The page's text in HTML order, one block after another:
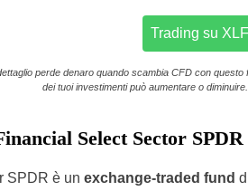
Trading su XLF
perde denaro quando scambia CFD con
dei tuoi investimenti può aumentare o
Select Sector
SPDR è un exchange-traded fund